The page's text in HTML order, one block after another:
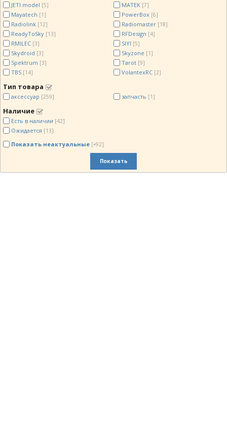
JETI model [5] MATEK [7]
Mayatech [1] PowerBox [6]
Radiolink [12] Radiomaster [18]
ReadyToSky [13] RFDesign [4]
RMILEC [3] SIYI [5]
Skydroid [3] Skyzone [1]
Spektrum [3] Tarot [9]
TBS [14] VolantexRC [2]
Тип товара
аксессуар [259] запчасть [1]
Наличие
Есть в наличии [42]
Ожидается [13]
Показать неактуальные [+92]
Показать